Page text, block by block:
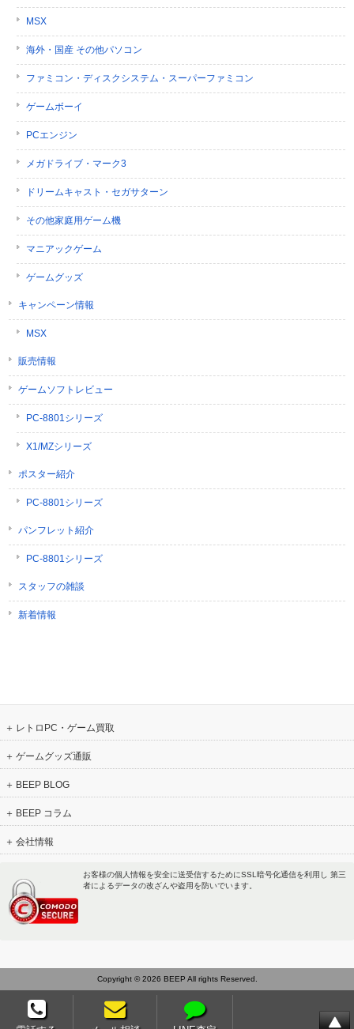
MSX
海外・国産 その他パソコン
ファミコン・ディスクシステム・スーパーファミコン
ゲームボーイ
PCエンジン
メガドライブ・マーク3
ドリームキャスト・セガサターン
その他家庭用ゲーム機
マニアックゲーム
ゲームグッズ
キャンペーン情報
MSX
販売情報
ゲームソフトレビュー
PC-8801シリーズ
X1/MZシリーズ
ポスター紹介
PC-8801シリーズ
パンフレット紹介
PC-8801シリーズ
スタッフの雑談
新着情報
レトロPC・ゲーム買取
ゲームグッズ通販
BEEP BLOG
BEEP コラム
会社情報
お客様の個人情報を安全に送受信するためにSSL暗号化通信を利用し 第三
者によるデータの改ざんや盗用を防いでいます。
Copyright © 2026 BEEP All rights Reserved.